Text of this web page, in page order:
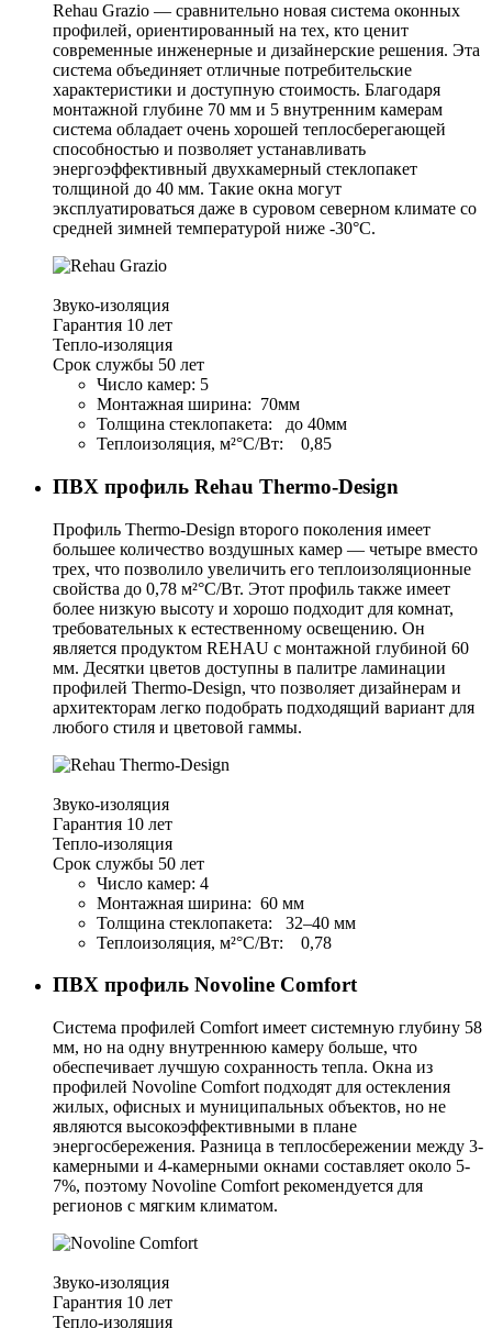
Rehau Grazio — сравнительно новая система оконных
профилей, ориентированный на тех, кто ценит
современные инженерные и дизайнерские решения. Эта
система объединяет отличные потребительские
характеристики и доступную стоимость. Благодаря
монтажной глубине 70 мм и 5 внутренним камерам
система обладает очень хорошей теплосберегающей
способностью и позволяет устанавливать
энергоэффективный двухкамерный стеклопакет
толщиной до 40 мм. Такие окна могут
эксплуатироваться даже в суровом северном климате со
средней зимней температурой ниже -30°С.
Звуко-изоляция
Гарантия 10 лет
Тепло-изоляция
Срок службы 50 лет
Число камер: 5
Монтажная ширина: 70мм
Толщина стеклопакета: до 40мм
Теплоизоляция, м²°С/Вт: 0,85
ПВХ профиль Rehau Thermo-Design
Профиль Thermo-Design второго поколения имеет
большее количество воздушных камер — четыре вместо
трех, что позволило увеличить его теплоизоляционные
свойства до 0,78 м²°С/Вт. Этот профиль также имеет
более низкую высоту и хорошо подходит для комнат,
требовательных к естественному освещению. Он
является продуктом REHAU с монтажной глубиной 60
мм. Десятки цветов доступны в палитре ламинации
профилей Thermo-Design, что позволяет дизайнерам и
архитекторам легко подобрать подходящий вариант для
любого стиля и цветовой гаммы.
Звуко-изоляция
Гарантия 10 лет
Тепло-изоляция
Срок службы 50 лет
Число камер: 4
Монтажная ширина: 60 мм
Толщина стеклопакета: 32–40 мм
Теплоизоляция, м²°С/Вт: 0,78
ПВХ профиль Novoline Comfort
Система профилей Comfort имеет системную глубину 58
мм, но на одну внутреннюю камеру больше, что
обеспечивает лучшую сохранность тепла. Окна из
профилей Novoline Comfort подходят для остекления
жилых, офисных и муниципальных объектов, но не
являются высокоэффективными в плане
энергосбережения. Разница в теплосбережении между 3-
камерными и 4-камерными окнами составляет около 5-
7%, поэтому Novoline Comfort рекомендуется для
регионов с мягким климатом.
Звуко-изоляция
Гарантия 10 лет
Тепло-изоляция